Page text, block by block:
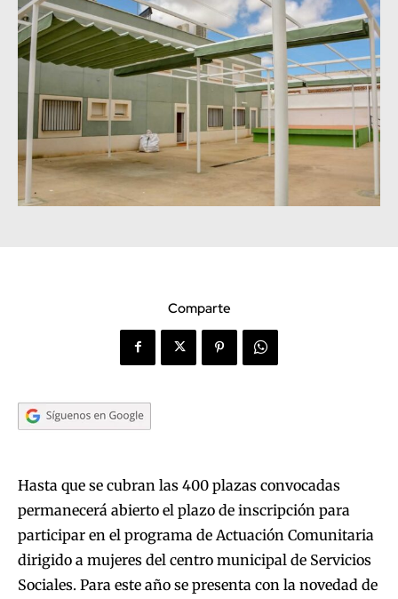
Comparte
Hasta que se cubran las 400 plazas convocadas
permanecerá abierto el plazo de inscripción para
participar en el programa de Actuación Comunitaria
dirigido a mujeres del centro municipal de Servicios
Sociales. Para este año se presenta con la novedad de